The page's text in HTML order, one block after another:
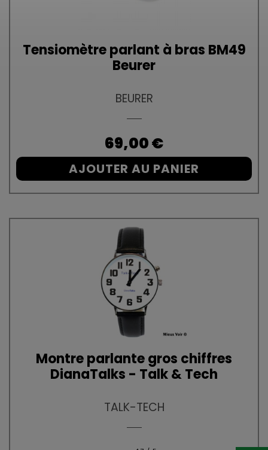
Tensiomètre parlant à bras BM49
Beurer
BEURER
Prix
69,00 €
AJOUTER AU PANIER
Montre parlante gros chiffres
DianaTalks - Talk & Tech
TALK-TECH